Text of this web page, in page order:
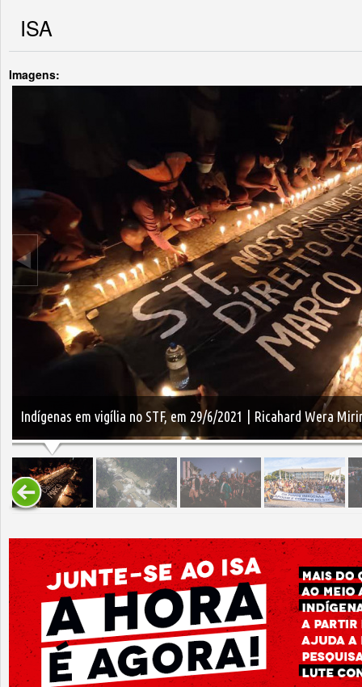
ISA
Imagens:
Indígenas em vigília no STF, em 29/6/2021 | Ricahard Wera